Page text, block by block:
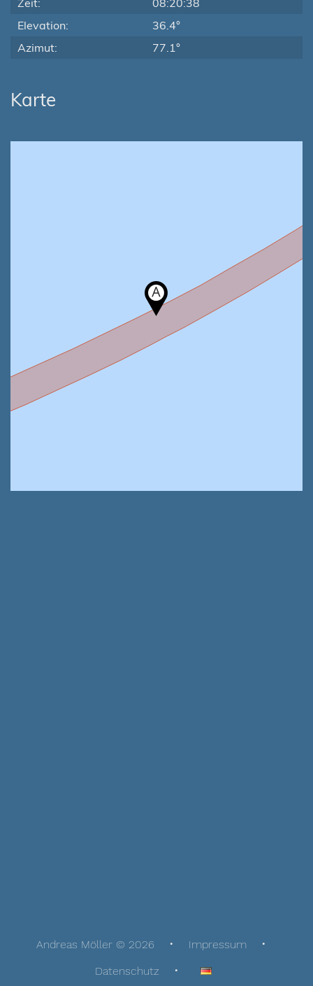
Zeit:
08:20:38
Elevation:
36.4°
Azimut:
77.1°
Karte
Andreas Möller © 2026
Impressum
Datenschutz